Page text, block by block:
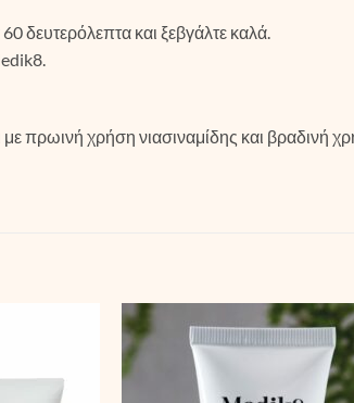
δευτερόλεπτα και ξεβγάλτε καλά.
πρωινή χρήση νιασιναμίδης και βραδινή